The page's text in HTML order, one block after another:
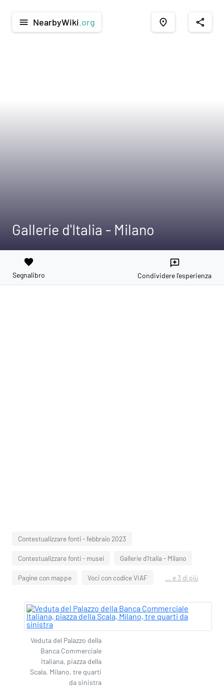
menu NearbyWiki .org place share
Gallerie d'Italia - Milano
favorite
Segnalibro
reviews
Condividere l'esperienza
Contestualizzare fonti - febbraio 2023
Contestualizzare fonti - musei Gallerie d'Italia - Milano
Pagine con mappe Voci con codice VIAF ... e 3 di più
Veduta del Palazzo della
Banca Commerciale
Italiana, piazza della
Scala, Milano, tre quarti
da sinistra